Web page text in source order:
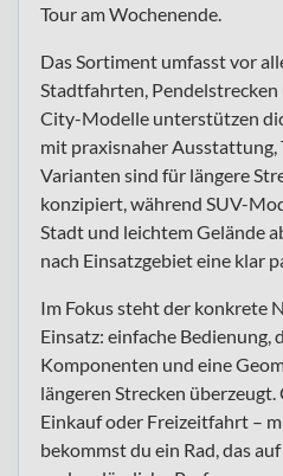
Tour am Wochenende.
Das Sortiment umfasst vor
Stadtfahrten, Pendelstrecken
City-Modelle unterstützen
mit praxisnaher
Varianten sind für längere
konzipiert, während SUV-
Stadt und leichtem Gelände
nach Einsatzgebiet eine klar
Im Fokus steht der konkrete
Einsatz: einfache Bedienung,
Komponenten und eine
längeren Strecken überzeugt.
Einkauf oder Freizeitfahrt –
bekommst du ein Rad, das